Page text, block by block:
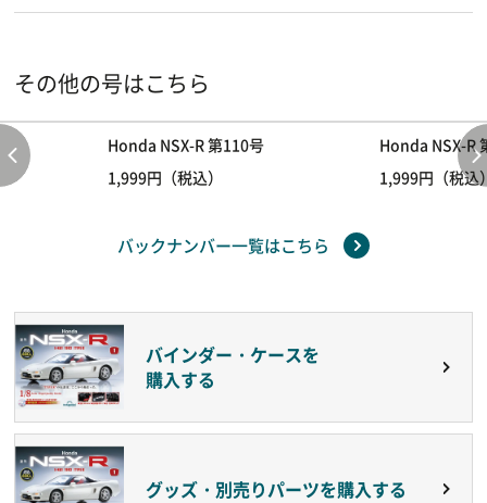
その他の号はこちら
Honda NSX-R 第110号
1,999円（税込）
Honda NSX-R
1,999円（税込
バックナンバー一覧はこちら
バインダー・ケースを
購入する
グッズ・別売りパーツを購入する